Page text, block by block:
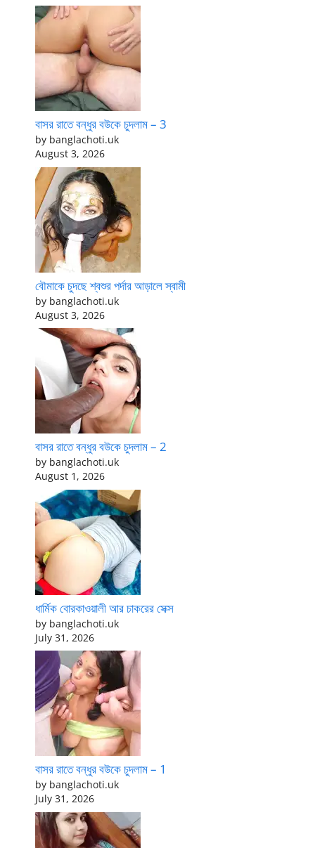
বাসর রাতে বন্ধুর বউকে চুদলাম – 3
by banglachoti.uk
August 3, 2026
বৌমাকে চুদছে শ্বশুর পর্দার আড়ালে স্বামী
by banglachoti.uk
August 3, 2026
বাসর রাতে বন্ধুর বউকে চুদলাম – 2
by banglachoti.uk
August 1, 2026
ধার্মিক বোরকাওয়ালী আর চাকরের সেক্স
by banglachoti.uk
July 31, 2026
বাসর রাতে বন্ধুর বউকে চুদলাম – 1
by banglachoti.uk
July 31, 2026